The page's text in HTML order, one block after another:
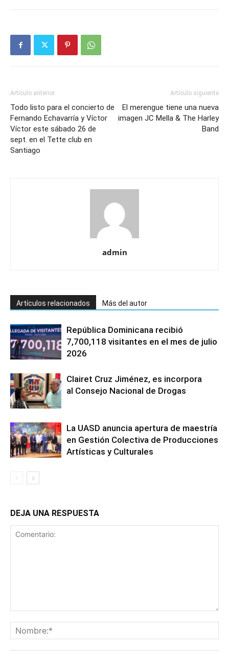
Artículo anterior
Todo listo para el concierto de
Fernando Echavarría y Víctor
Víctor este sábado 26 de
sept. en el Tette club en
Santiago
Artículo siguiente
El merengue tiene una nueva
imagen JC Mella & The Harley
Band
admin
Artículos relacionados Más del autor
República Dominicana recibió
7,700,118 visitantes en el mes de julio
2026
Clairet Cruz Jiménez, es incorpora
al Consejo Nacional de Drogas
La UASD anuncia apertura de maestría
en Gestión Colectiva de Producciones
Artísticas y Culturales
DEJA UNA RESPUESTA